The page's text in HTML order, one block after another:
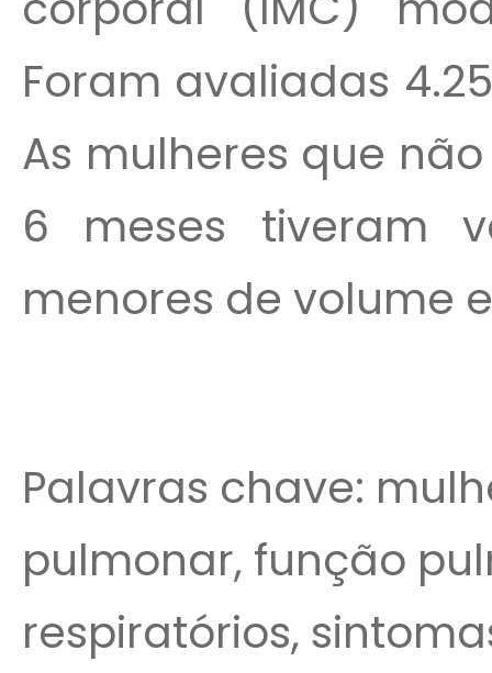
Foram avaliadas
As mulheres que
6 meses tiveram
menores de volume
Palavras chave:
pulmonar, função
respiratórios,